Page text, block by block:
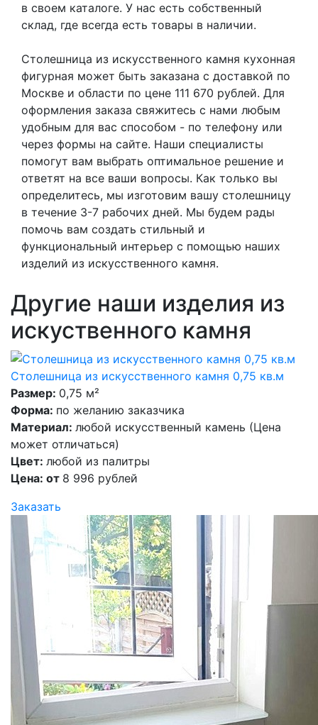
в своем каталоге. У нас есть собственный
склад, где всегда есть товары в наличии.
Столешница из искусственного камня кухонная
фигурная может быть заказана с доставкой по
Москве и области по цене 111 670 рублей. Для
оформления заказа свяжитесь с нами любым
удобным для вас способом - по телефону или
через формы на сайте. Наши специалисты
помогут вам выбрать оптимальное решение и
ответят на все ваши вопросы. Как только вы
определитесь, мы изготовим вашу столешницу
в течение 3-7 рабочих дней. Мы будем рады
помочь вам создать стильный и
функциональный интерьер с помощью наших
изделий из искусственного камня.
Другие наши изделия из
искуственного камня
Столешница из искусственного камня 0,75 кв.м
Размер: 0,75 м²
Форма: по желанию заказчика
Материал: любой искусственный камень (Цена
может отличаться)
Цвет: любой из палитры
Цена: от 8 996 рублей
Заказать